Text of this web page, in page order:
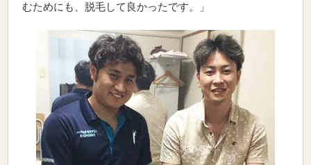
むためにも、脱毛して良かったです。」